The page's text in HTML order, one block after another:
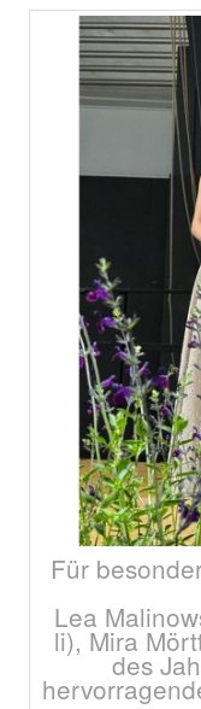
Für
Lea
li), Mira
des